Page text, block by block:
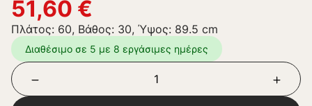
51,60 €
Πλάτος: 60, Βάθος: 30, Ύψος: 89.5 cm
Διαθέσιμο σε 5 με 8 εργάσιμες ημέρες